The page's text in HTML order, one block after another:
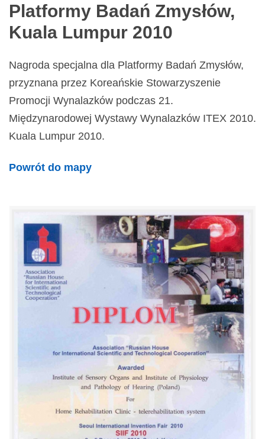
Platformy Badań Zmysłów,
Kuala Lumpur 2010
Nagroda specjalna dla Platformy Badań Zmysłów,
przyznana przez Koreańskie Stowarzyszenie
Promocji Wynalazków podczas 21.
Międzynarodowej Wystawy Wynalazków ITEX 2010.
Kuala Lumpur 2010.
Powrót do mapy